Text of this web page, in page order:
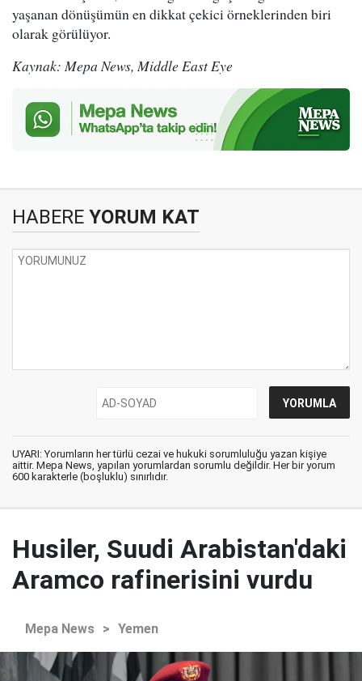
yaşanan dönüşümün en dikkat çekici örneklerinden biri
olarak görülüyor.
Kaynak: Mepa News, Middle East Eye
HABERE YORUM KAT
UYARI: Yorumların her türlü cezai ve hukuki sorumluluğu yazan kişiye
aittir. Mepa News, yapılan yorumlardan sorumlu değildir. Her bir yorum
600 karakterle (boşluklu) sınırlıdır.
Husiler, Suudi Arabistan'daki
Aramco rafinerisini vurdu
Mepa News > Yemen